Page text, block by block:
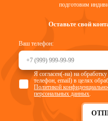
подготовим
Оставьте свой
Ваш телефон:
Я согласен(-на) на
телефон, email) в целях
Политикой
персональных данных.